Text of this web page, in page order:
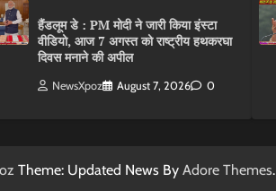
हैंडलूम डे : PM मोदी ने जारी किया इंस्टा
वीडियो, आज 7 अगस्त को राष्ट्रीय हथकरघा
दिवस मनाने की अपील
NewsXpoz August 7, 2026 0
Theme: Updated News By Adore Themes.